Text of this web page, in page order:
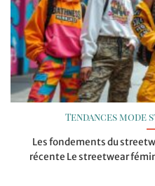
Tendances
Les fondements du
récente Le streetwear